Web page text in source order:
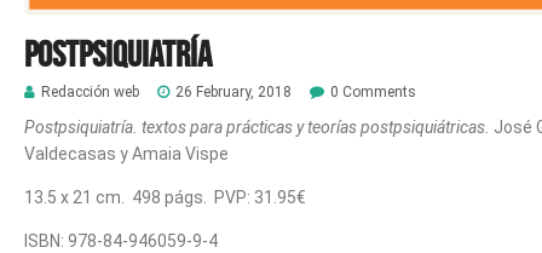
Postpsiquiatría
Redacción web 26 February, 2018 0 Comments
Postpsiquiatría. textos para prácticas y teorías postpsiquiátricas. José
Valdecasas y Amaia Vispe
13.5 x 21 cm. 498 págs. PVP: 31.95€
ISBN: 978-84-946059-9-4